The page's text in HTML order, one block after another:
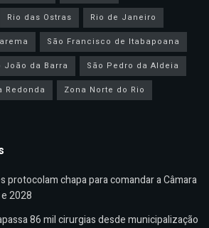
Rio das Ostras
Rio de Janeiro
São Francisco de Itabapoana
João da Barra
São Pedro da Aldeia
Redonda
Zona Norte do Rio
protocolam chapa para comandar a Câmara
2028
86 mil cirurgias desde municipalização